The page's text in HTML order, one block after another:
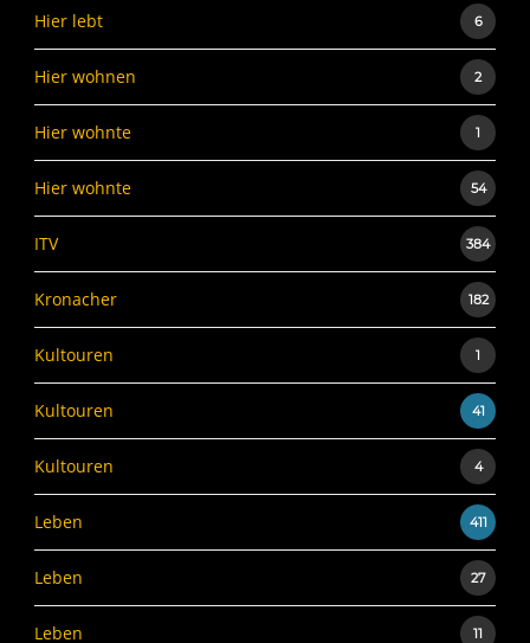
Hier lebt 6
Hier wohnen 2
Hier wohnte 1
Hier wohnte 54
ITV 384
Kronacher 182
Kultouren 1
Kultouren 41
Kultouren 4
Leben 411
Leben 27
Leben 11